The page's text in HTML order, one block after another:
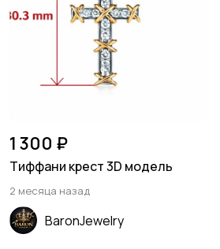
1 300 ₽
Тиффани крест 3D модель
2 месяца назад
BaronJewelry